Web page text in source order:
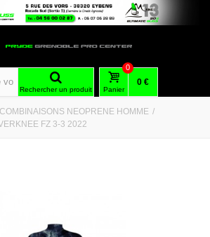
Rechercher un produit Panier
0
0 €
COMBINAISONS NEOPRENE HOMME /
FZ 3-3 2022